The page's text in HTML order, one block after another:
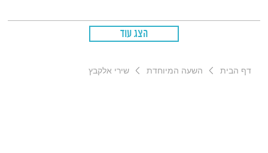
הצג עוד
דף הבית השעה המיוחדת שירי אלקבץ